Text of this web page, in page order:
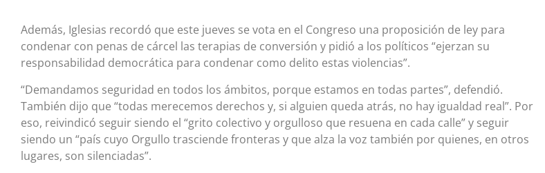
Además, Iglesias recordó que este jueves se vota en el Congreso una proposición de ley para
condenar con penas de cárcel las terapias de conversión y pidió a los políticos “ejerzan su
responsabilidad democrática para condenar como delito estas violencias”.
“Demandamos seguridad en todos los ámbitos, porque estamos en todas partes”, defendió.
También dijo que “todas merecemos derechos y, si alguien queda atrás, no hay igualdad real”. Por
eso, reivindicó seguir siendo el “grito colectivo y orgulloso que resuena en cada calle” y seguir
siendo un “país cuyo Orgullo trasciende fronteras y que alza la voz también por quienes, en otros
lugares, son silenciadas”.